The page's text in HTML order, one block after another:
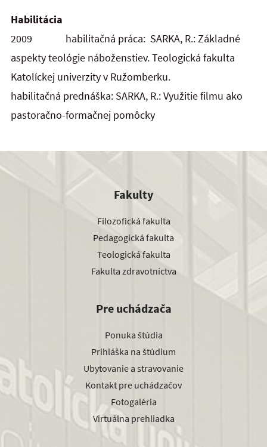
Habilitácia
2009 habilitačná práca: SARKA, R.: Základné
aspekty teológie náboženstiev. Teologická fakulta
Katolíckej univerzity v Ružomberku.
habilitačná prednáška: SARKA, R.: Využitie filmu ako
pastoračno-formačnej pomôcky
Fakulty
Filozofická fakulta
Pedagogická fakulta
Teologická fakulta
Fakulta zdravotníctva
Pre uchádzača
Ponuka štúdia
Prihláška na štúdium
Ubytovanie a stravovanie
Kontakt pre uchádzačov
Fotogaléria
Virtuálna prehliadka